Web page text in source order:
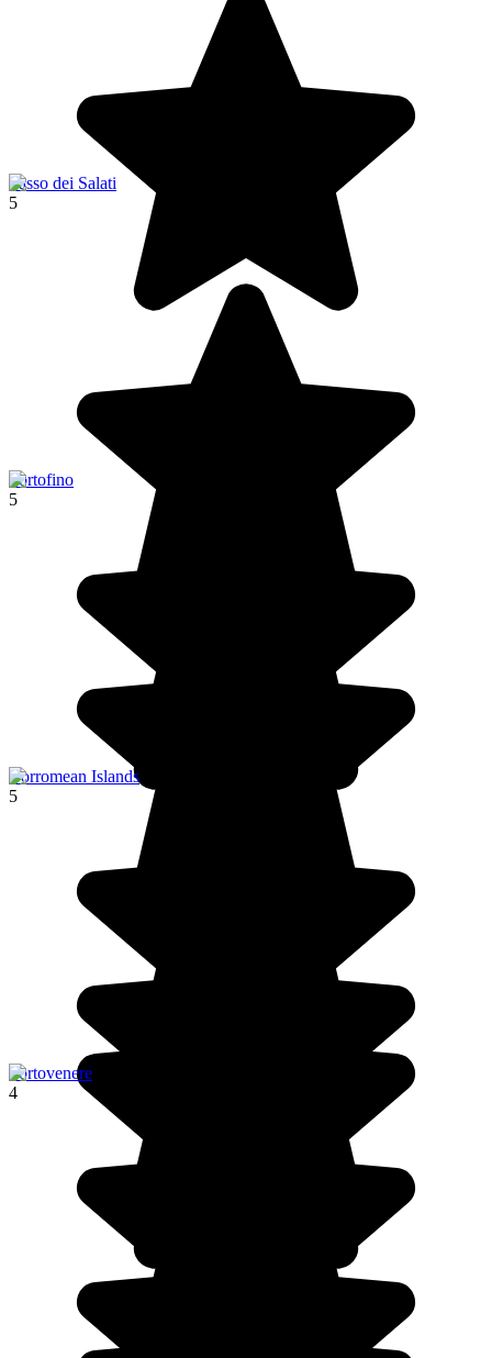
Passo dei Salati
5
Portofino
5
Borromean Islands
5
Portovenere
4